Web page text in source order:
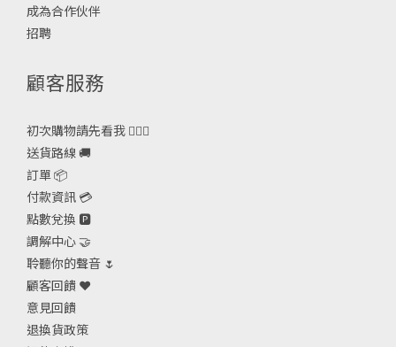
成為合作伙伴
招聘
顧客服務
初次購物請先看我 🙋🏻‍♀️
送貨路線 🚚
訂單 📦
付款資訊 💳
點數兌換 🅿️
調解中心 🤝
聆聽你的聲音 🌷
顧客回饋 ❤️
意見回饋
退換貨政策